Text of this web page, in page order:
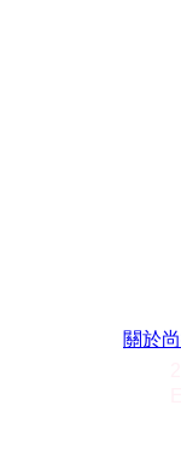
關於